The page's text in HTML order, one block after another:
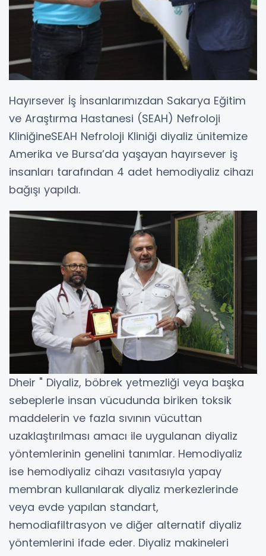
Hayırsever İş İnsanlarımızdan Sakarya Eğitim
ve Araştırma Hastanesi (SEAH) Nefroloji
KliniğineSEAH Nefroloji Kliniği diyaliz ünitemize
Amerika ve Bursa’da yaşayan hayırsever iş
insanları tarafından 4 adet hemodiyaliz cihazı
bağışı yapıldı.
Dheir " Diyaliz, böbrek yetmezliği veya başka
sebeplerle insan vücudunda biriken toksik
maddelerin ve fazla sıvının vücuttan
uzaklaştırılması amacı ile uygulanan diyaliz
yöntemlerinin genelini tanımlar. Hemodiyaliz
ise hemodiyaliz cihazı vasıtasıyla yapay
membran kullanılarak diyaliz merkezlerinde
veya evde yapılan standart,
hemodiafiltrasyon ve diğer alternatif diyaliz
yöntemlerini ifade eder. Diyaliz makineleri